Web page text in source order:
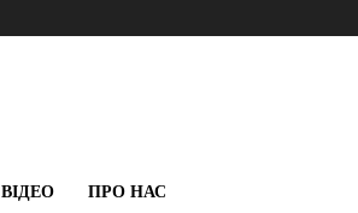
ВІДЕО ПРО НАС